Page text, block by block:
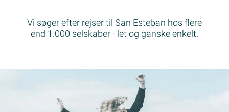
Vi søger efter rejser til San Esteban hos flere
end 1.000 selskaber - let og ganske enkelt.